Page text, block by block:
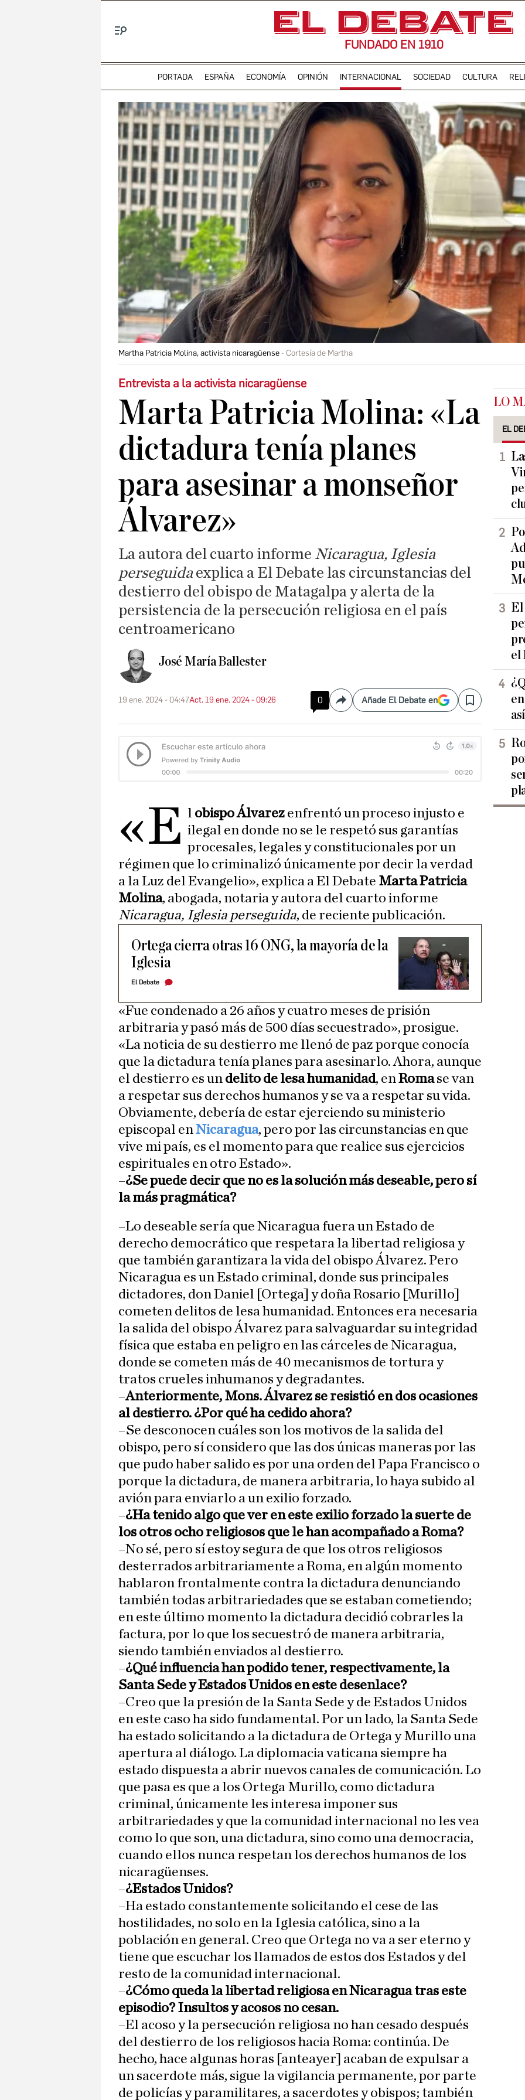
FUNDADO EN 1910
PORTADA ESPAÑA ECONOMÍA OPINIÓN INTERNACIONAL SOCIEDAD CULTURA
Martha Patricia Molina, activista nicaragüense Cortesía de Martha
Entrevista a la activista nicaragüense
Marta Patricia Molina: «La
dictadura tenía planes
para asesinar a monseñor
Álvarez»
La autora del cuarto informe Nicaragua, Iglesia
perseguida explica a El Debate las circunstancias del
destierro del obispo de Matagalpa y alerta de la
persistencia de la persecución religiosa en el país
centroamericano
José María Ballester
19 ene. 2024 - 04:47Act. 19 ene. 2024 - 09:26 0 CompartirAñade El Debate en Save
«E l obispo Álvarezenfrentó un proceso injusto e
ilegal en donde no se le respetó sus garantías
procesales, legales y constitucionales por un
régimen que lo criminalizó únicamente por decir la verdad
a la Luz del Evangelio», explica a El Debate Marta Patricia
Molina, abogada, notaria y autora del cuarto informe
Nicaragua, Iglesia perseguida, de reciente publicación.
Ortega cierra otras 16 ONG, la mayoría de la
Iglesia
El Debate
«Fue condenado a 26 años y cuatro meses de prisión
arbitraria y pasó más de 500 días secuestrado», prosigue.
«La noticia de su destierro me llenó de paz porque conocía
que la dictadura tenía planes para asesinarlo. Ahora, aunque
el destierro es un delito de lesa humanidad, enRomase van
a respetar sus derechos humanos y se va a respetar su vida.
Obviamente, debería de estar ejerciendo su ministerio
episcopal enNicaragua, pero por las circunstancias en que
vive mi país, es el momento para que realice sus ejercicios
espirituales en otro Estado».
–¿Se puede decir que no es la solución más deseable, pero sí
la más pragmática?
–Lo deseable sería que Nicaragua fuera un Estado de
derecho democrático que respetara la libertad religiosa y
que también garantizara la vida del obispo Álvarez. Pero
Nicaragua es un Estado criminal, donde sus principales
dictadores, don Daniel [Ortega] y doña Rosario [Murillo]
cometen delitos de lesa humanidad. Entonces era necesaria
la salida del obispo Álvarez para salvaguardar su integridad
física que estaba en peligro en las cárceles de Nicaragua,
donde se cometen más de 40 mecanismos de tortura y
tratos crueles inhumanos y degradantes.
–Anteriormente, Mons. Álvarez se resistió en dos ocasiones
al destierro. ¿Por qué ha cedido ahora?
–Se desconocen cuáles son los motivos de la salida del
obispo, pero sí considero que las dos únicas maneras por las
que pudo haber salido es por una orden del Papa Francisco o
porque la dictadura, de manera arbitraria, lo haya subido al
avión para enviarlo a un exilio forzado.
–¿Ha tenido algo que ver en este exilio forzado la suerte de
los otros ocho religiosos que le han acompañado a Roma?
–No sé, pero sí estoy segura de que los otros religiosos
desterrados arbitrariamente a Roma, en algún momento
hablaron frontalmente contra la dictadura denunciando
también todas arbitrariedades que se estaban cometiendo;
en este último momento la dictadura decidió cobrarles la
factura, por lo que los secuestró de manera arbitraria,
siendo también enviados al destierro.
–¿Qué influencia han podido tener, respectivamente, la
Santa Sede y Estados Unidos en este desenlace?
–Creo que la presión de la Santa Sede y de Estados Unidos
en este caso ha sido fundamental. Por un lado, la Santa Sede
ha estado solicitando a la dictadura de Ortega y Murillo una
apertura al diálogo. La diplomacia vaticana siempre ha
estado dispuesta a abrir nuevos canales de comunicación. Lo
que pasa es que a los Ortega Murillo, como dictadura
criminal, únicamente les interesa imponer sus
arbitrariedades y que la comunidad internacional no les vea
como lo que son, una dictadura, sino como una democracia,
cuando ellos nunca respetan los derechos humanos de los
nicaragüenses.
–¿Estados Unidos?
–Ha estado constantemente solicitando el cese de las
hostilidades, no solo en la Iglesia católica, sino a la
población en general. Creo que Ortega no va a ser eterno y
tiene que escuchar los llamados de estos dos Estados y del
resto de la comunidad internacional.
–¿Cómo queda la libertad religiosa en Nicaragua tras este
episodio? Insultos y acosos no cesan.
–El acoso y la persecución religiosa no han cesado después
del destierro de los religiosos hacia Roma: continúa. De
hecho, hace algunas horas [anteayer] acaban de expulsar a
un sacerdote más, sigue la vigilancia permanente, por parte
de policías y paramilitares, a sacerdotes y obispos; también
LO
EL
El
el